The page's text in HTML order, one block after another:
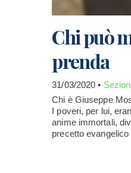
Chi può
prenda
31/03/2020 •
Chi è Giuseppe
I poveri, per lui,
anime immortali,
precetto